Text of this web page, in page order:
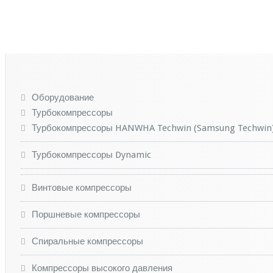
Оборудование
Турбокомпрессоры
Турбокомпрессоры HANWHA Techwin (Samsung
Турбокомпрессоры Dynamic
Винтовые компрессоры
Поршневые компрессоры
Спиральные компрессоры
Компрессоры высокого давления